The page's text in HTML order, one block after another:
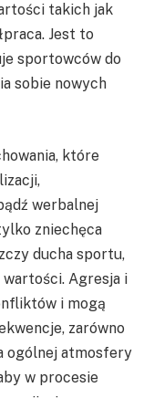
takich jak
Jest to
sportowców do
sobie nowych
które
werbalnej
zniechęca
ducha sportu,
Agresja i
i mogą
zarówno
ogólnej atmosfery
w procesie